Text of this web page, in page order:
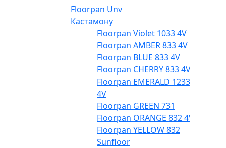
Floorpan Unv
Кастамону
Floorpan Violet 1033 4V
Floorpan AMBER 833 4V
Floorpan BLUE 833 4V
Floorpan CHERRY 833 4V
Floorpan EMERALD 1233
4V
Floorpan GREEN 731
Floorpan ORANGE 832 4V
Floorpan YELLOW 832
Sunfloor